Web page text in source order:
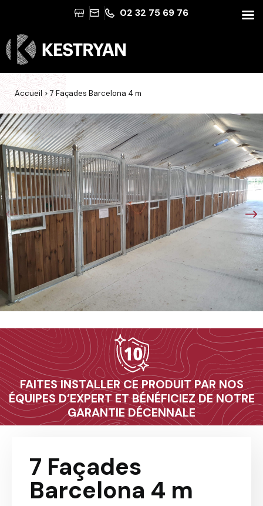
02 32 75 69 76
Accueil>7 Façades Barcelona 4 m
10
FAITES INSTALLER CE PRODUIT PAR NOS
ÉQUIPES D’EXPERT ET BÉNÉFICIEZ DE NOTRE
GARANTIE DÉCENNALE
7 Façades
Barcelona 4 m